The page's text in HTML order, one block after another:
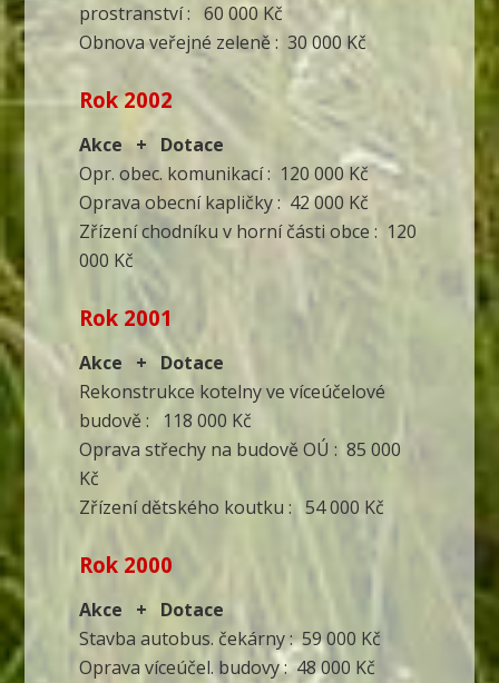
prostranství : 60 000 Kč
Obnova veřejné zeleně : 30 000 Kč
Rok 2002
Akce + Dotace
Opr. obec. komunikací : 120 000 Kč
Oprava obecní kapličky : 42 000 Kč
Zřízení chodníku v horní části obce : 120
000 Kč
Rok 2001
Akce + Dotace
Rekonstrukce kotelny ve víceúčelové
budově : 118 000 Kč
Oprava střechy na budově OÚ : 85 000
Kč
Zřízení dětského koutku : 54 000 Kč
Rok 2000
Akce + Dotace
Stavba autobus. čekárny : 59 000 Kč
Oprava víceúčel. budovy : 48 000 Kč